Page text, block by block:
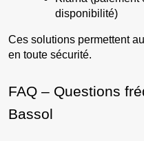
disponibilité)
Ces solutions permettent
en toute sécurité.
FAQ – Questions
Bassol